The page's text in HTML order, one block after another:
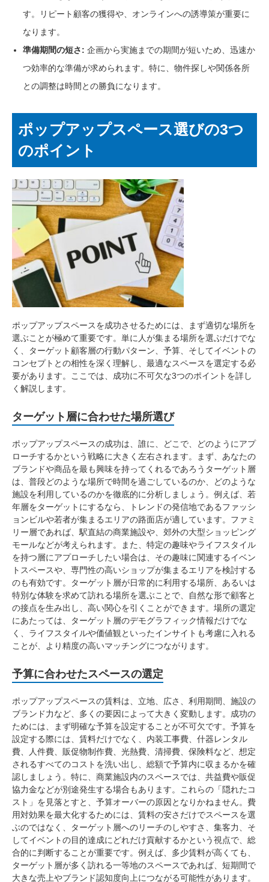
す。リピート顧客の獲得や、オンラインへの誘導策が重要に
なります。
準備期間の短さ: 企画から実施までの期間が短いため、迅速か
つ効率的な準備が求められます。特に、物件探しや関係各所
との調整は時間との勝負になります。
ポップアップスペース選びの3つ
のポイント
ポップアップスペースを成功させるためには、まず適切な場所を
選ぶことが極めて重要です。単に人が集まる場所を選ぶだけでな
く、ターゲット顧客層の行動パターン、予算、そしてイベントの
コンセプトとの相性を深く理解し、最適なスペースを選定する必
要があります。ここでは、成功に不可欠な3つのポイントを詳し
く解説します。
ターゲット層に合わせた場所選び
ポップアップスペースの成功は、誰に、どこで、どのようにアプ
ローチするかという戦略に大きく左右されます。まず、あなたの
ブランドや商品を最も興味を持ってくれるであろうターゲット層
は、普段どのような場所で時間を過ごしているのか、どのような
施設を利用しているのかを徹底的に分析しましょう。例えば、若
年層をターゲットにするなら、トレンドの発信地であるファッシ
ョンビルや若者が集まるエリアの路面店が適しています。ファミ
リー層であれば、駅直結の商業施設や、郊外の大型ショッピング
モールなどが考えられます。また、特定の趣味やライフスタイル
を持つ層にアプローチしたい場合は、その趣味に関連するイベン
トスペースや、専門性の高いショップが集まるエリアを検討する
のも有効です。ターゲット層が日常的に利用する場所、あるいは
特別な体験を求めて訪れる場所を選ぶことで、自然な形で顧客と
の接点を生み出し、高い関心を引くことができます。場所の選定
にあたっては、ターゲット層のデモグラフィック情報だけでな
く、ライフスタイルや価値観といったインサイトも考慮に入れる
ことが、より精度の高いマッチングにつながります。
予算に合わせたスペースの選定
ポップアップスペースの賃料は、立地、広さ、利用期間、施設の
ブランド力など、多くの要因によって大きく変動します。成功の
ためには、まず明確な予算を設定することが不可欠です。予算を
設定する際には、賃料だけでなく、内装工事費、什器レンタル
費、人件費、販促物制作費、光熱費、清掃費、保険料など、想定
されるすべてのコストを洗い出し、総額で予算内に収まるかを確
認しましょう。特に、商業施設内のスペースでは、共益費や販促
協力金などが別途発生する場合もあります。これらの「隠れたコ
スト」を見落とすと、予算オーバーの原因となりかねません。費
用対効果を最大化するためには、賃料の安さだけでスペースを選
ぶのではなく、ターゲット層へのリーチのしやすさ、集客力、そ
してイベントの目的達成にどれだけ貢献するかという視点で、総
合的に判断することが重要です。例えば、多少賃料が高くても、
ターゲット層が多く訪れる一等地のスペースであれば、短期間で
大きな売上やブランド認知度向上につながる可能性があります。